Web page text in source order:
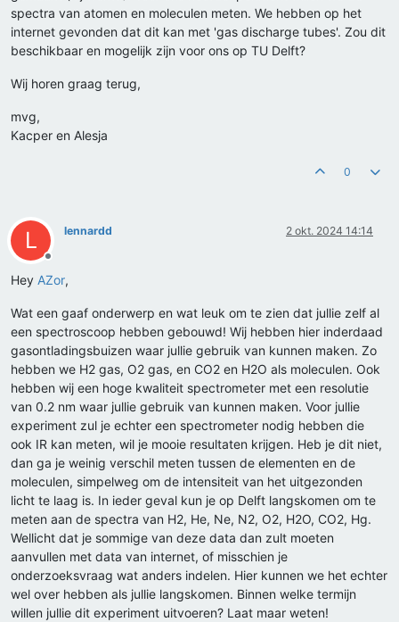
spectra van atomen en moleculen meten. We hebben op het
internet gevonden dat dit kan met 'gas discharge tubes'. Zou dit
beschikbaar en mogelijk zijn voor ons op TU Delft?
Wij horen graag terug,
mvg,
Kacper en Alesja
0
L
Offline
lennardd 2 okt. 2024 14:14
Hey AZor,
Wat een gaaf onderwerp en wat leuk om te zien dat jullie zelf al
een spectroscoop hebben gebouwd! Wij hebben hier inderdaad
gasontladingsbuizen waar jullie gebruik van kunnen maken. Zo
hebben we H2 gas, O2 gas, en CO2 en H2O als moleculen. Ook
hebben wij een hoge kwaliteit spectrometer met een resolutie
van 0.2 nm waar jullie gebruik van kunnen maken. Voor jullie
experiment zul je echter een spectrometer nodig hebben die
ook IR kan meten, wil je mooie resultaten krijgen. Heb je dit niet,
dan ga je weinig verschil meten tussen de elementen en de
moleculen, simpelweg om de intensiteit van het uitgezonden
licht te laag is. In ieder geval kun je op Delft langskomen om te
meten aan de spectra van H2, He, Ne, N2, O2, H2O, CO2, Hg.
Wellicht dat je sommige van deze data dan zult moeten
aanvullen met data van internet, of misschien je
onderzoeksvraag wat anders indelen. Hier kunnen we het echter
wel over hebben als jullie langskomen. Binnen welke termijn
willen jullie dit experiment uitvoeren? Laat maar weten!